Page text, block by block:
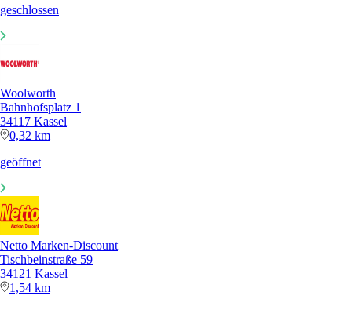
geschlossen
Woolworth
Bahnhofsplatz 1
34117 Kassel
0,32 km
geöffnet
Netto Marken-Discount
Tischbeinstraße 59
34121 Kassel
1,54 km